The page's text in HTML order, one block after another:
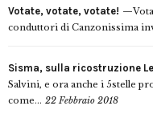
Votate, votate, votate!
conduttori di Canzonissima
Sisma, sulla ricostruzione
Salvini, e ora anche i 5stelle
come... 22 Febbraio 2018